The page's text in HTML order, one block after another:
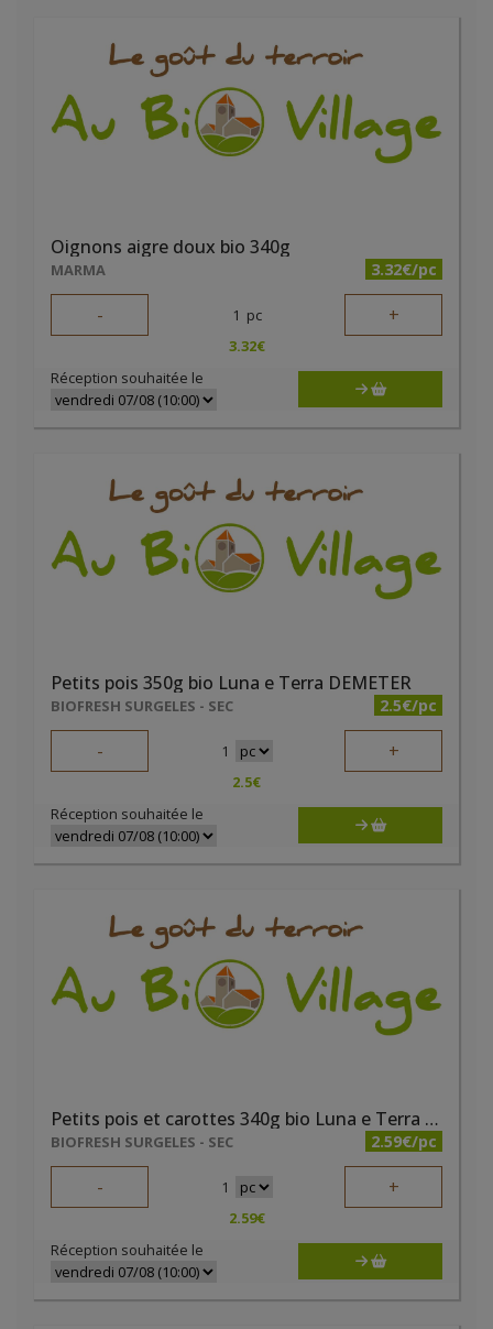
Oignons aigre doux bio 340g
MARMA 3.32€/pc
- 1 pc +
3.32€
Réception souhaitée le
Petits pois 350g bio Luna e Terra DEMETER
BIOFRESH SURGELES - SEC 2.5€/pc
- 1 +
2.5€
Réception souhaitée le
Petits pois et carottes 340g bio Luna e Terra DEMETER
BIOFRESH SURGELES - SEC 2.59€/pc
- 1 +
2.59€
Réception souhaitée le